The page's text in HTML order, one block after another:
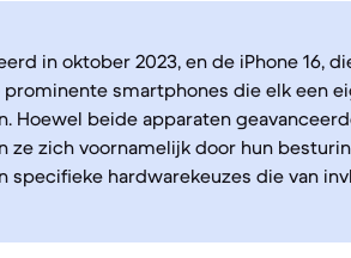
in oktober 2023, en de iPhone 16,
smartphones die elk een
Hoewel beide apparaten
ze zich voornamelijk door hun
hardwarekeuzes die van